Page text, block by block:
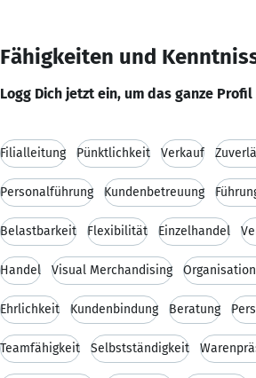
Fähigkeiten und
Logg Dich jetzt ein, um das ganze Profil
Filialleitung Pünktlichkeit Verkauf
Personalführung Kundenbetreuung
Belastbarkeit Flexibilität Einzelhandel
Handel Visual Merchandising
Ehrlichkeit Kundenbindung Beratung
Teamfähigkeit Selbstständigkeit